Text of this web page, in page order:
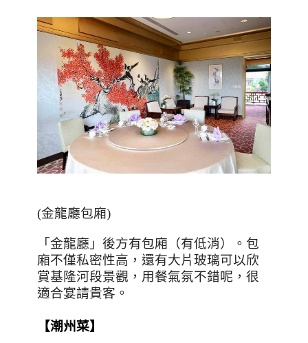
(金龍廳包廂)
「金龍廳」後方有包廂（有低消）。 包
廂不僅私密性高，還有大片玻璃可以欣
賞基隆河段景觀，用餐氣氛不錯呢，很
適合宴請貴客。
【潮州菜】